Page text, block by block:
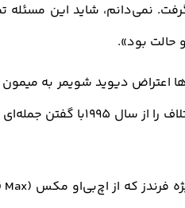
نمی‌دانم، شاید این مسئله
حالت بود».
اعتراض دیوید شویمر به
راس گلر در سریال «فرندز»،
فرندز که ازاچ‌بی‌او مکس (HBO Max)